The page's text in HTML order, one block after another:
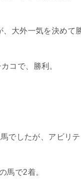
大外一気を決めて
コで、勝利。
でしたが、アビリ
馬で2着。